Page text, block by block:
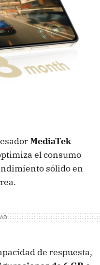
MediaTek
el consumo
sólido en
de respuesta,